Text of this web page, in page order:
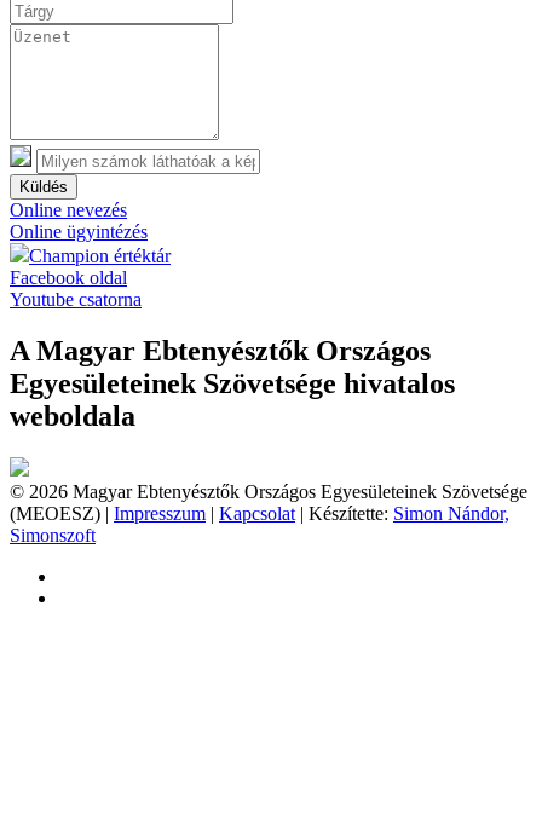
Küldés
Online nevezés
Online ügyintézés
Champion értéktár
Facebook oldal
Youtube csatorna
A Magyar Ebtenyésztők Országos
Egyesületeinek Szövetsége hivatalos
weboldala
© 2026 Magyar Ebtenyésztők Országos Egyesületeinek Szövetsége
(MEOESZ) | Impresszum | Kapcsolat | Készítette: Simon Nándor,
Simonszoft